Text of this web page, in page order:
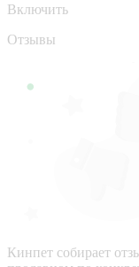
Включить
Отзывы
Кинпет собирает